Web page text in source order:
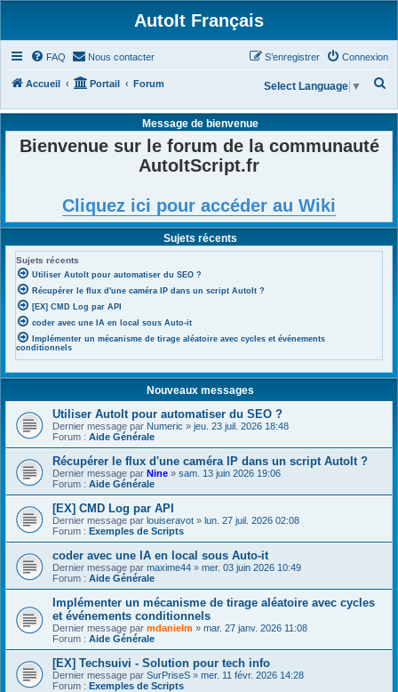
AutoIt Français
FAQ Nous contacter Connexion
S’enregistrer
Accueil Portail Forum
h
Select Language ▼
Message de bienvenue
Bienvenue sur le forum de la communauté
AutoItScript.fr
Cliquez ici pour accéder au Wiki
Sujets récents
Sujets récents
Utiliser AutoIt pour automatiser du SEO ?
Récupérer le flux d'une caméra IP dans un script AutoIt ?
[EX] CMD Log par API
coder avec une IA en local sous Auto-it
Implémenter un mécanisme de tirage aléatoire avec cycles et événements
conditionnels
Nouveaux messages
Utiliser AutoIt pour automatiser du SEO ?
Dernier message par Numeric » jeu. 23 juil. 2026 18:48
Forum : Aide Générale
Récupérer le flux d'une caméra IP dans un script AutoIt ?
Dernier message par Nine » sam. 13 juin 2026 19:06
Forum : Aide Générale
[EX] CMD Log par API
Dernier message par louiseravot » lun. 27 juil. 2026 02:08
Forum : Exemples de Scripts
coder avec une IA en local sous Auto-it
Dernier message par maxime44 » mer. 03 juin 2026 10:49
Forum : Aide Générale
Implémenter un mécanisme de tirage aléatoire avec cycles
et événements conditionnels
Dernier message par mdanielm » mar. 27 janv. 2026 11:08
Forum : Aide Générale
[EX] Techsuivi - Solution pour tech info
Dernier message par SurPriseS » mer. 11 févr. 2026 14:28
Forum : Exemples de Scripts